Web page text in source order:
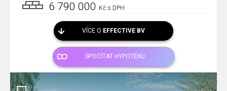
6 790 000 Kč s DPH
VÍCE O EFFECTIVE BV
SPOČÍTAT HYPOTÉKU